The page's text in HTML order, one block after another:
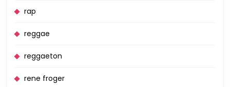
rap
reggae
reggaeton
rene froger